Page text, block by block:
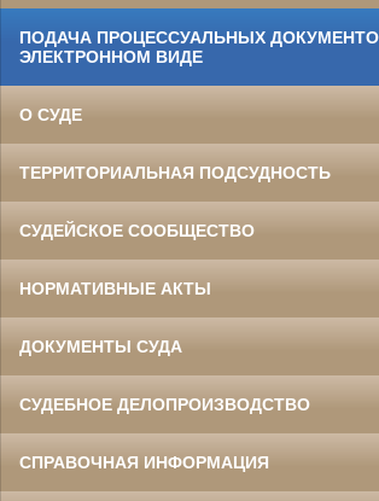
ПОДАЧА ПРОЦЕССУАЛЬНЫХ
ЭЛЕКТРОННОМ ВИДЕ
О СУДЕ
ТЕРРИТОРИАЛЬНАЯ ПОДСУДНОСТЬ
СУДЕЙСКОЕ СООБЩЕСТВО
НОРМАТИВНЫЕ АКТЫ
ДОКУМЕНТЫ СУДА
СУДЕБНОЕ ДЕЛОПРОИЗВОДСТВО
СПРАВОЧНАЯ ИНФОРМАЦИЯ